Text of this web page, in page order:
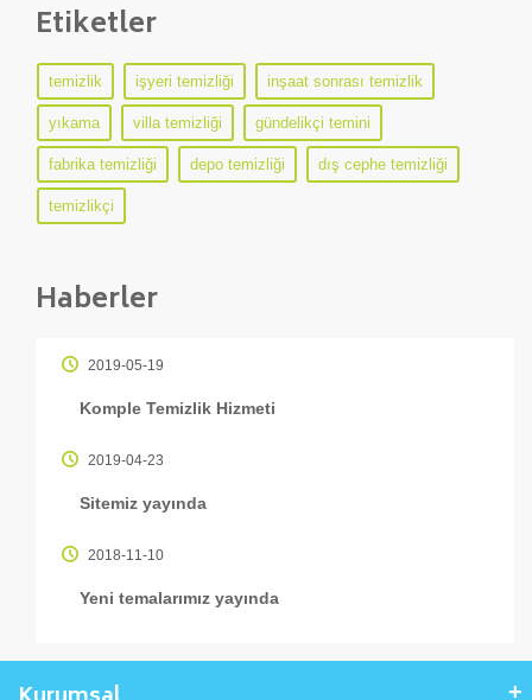
Etiketler
temizlik işyeri temizliği inşaat sonrası temizlik
yıkama villa temizliği gündelikçi temini
fabrika temizliği depo temizliği dış cephe temizliği
temizlikçi
Haberler
2019-05-19
Komple Temizlik Hizmeti
2019-04-23
Sitemiz yayında
2018-11-10
Yeni temalarımız yayında
+